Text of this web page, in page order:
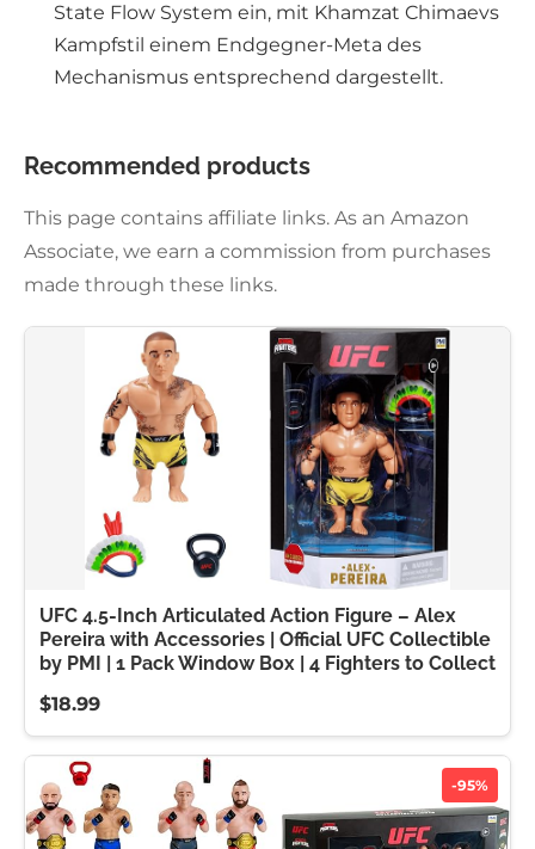
State Flow System ein, mit Khamzat Chimaevs
Kampfstil einem Endgegner-Meta des
Mechanismus entsprechend dargestellt.
Recommended products
This page contains affiliate links. As an Amazon
Associate, we earn a commission from purchases
made through these links.
UFC 4.5-Inch Articulated Action Figure – Alex
Pereira with Accessories | Official UFC Collectible
by PMI | 1 Pack Window Box | 4 Fighters to Collect
$18.99
-95%